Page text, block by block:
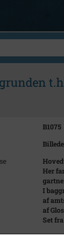
B1075
Her
I
af
af
Set
N